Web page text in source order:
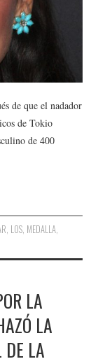
de que el nadador
de Tokio
de 400
, LOS, MEDALLA,
LA
LA
DE LA